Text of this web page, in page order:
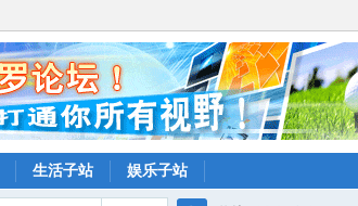
生活子站 娱乐子站